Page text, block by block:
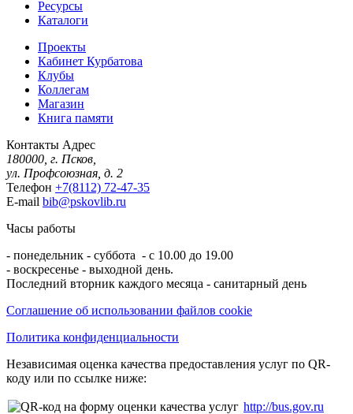
Ресурсы
Каталоги
Проекты
Кабинет Курбатова
Клубы
Коллегам
Магазин
Книга памяти
Контакты Адрес
180000, г. Псков,
ул. Профсоюзная, д. 2
Телефон +7(8112) 72-47-35
E-mail bib@pskovlib.ru
Часы работы
- понедельник - суббота - с 10.00 до 19.00
- воскресенье - выходной день.
Последний вторник каждого месяца - санитарный день
Соглашение об использовании файлов cookie
Политика конфиденциальности
Независимая оценка качества предоставления услуг по QR-
коду или по ссылке ниже:
http://bus.gov.ru